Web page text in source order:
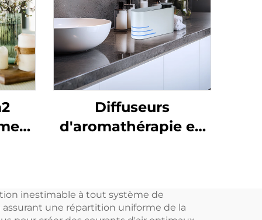
Diffuseurs
d'aromathérapie en
Diffuseur d'huile
inestimable à tout système de
une répartition uniforme de la